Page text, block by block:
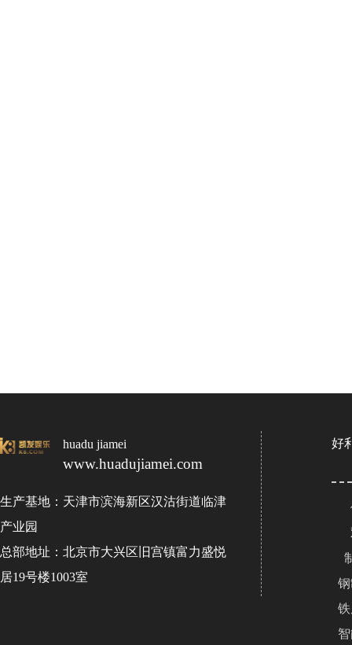
huadu jiamei
www.huadujiamei.com
生产基地：天津市滨海新区汉沽街道临津
产业园
总部地址：北京市大兴区旧宫镇富力盛悦
居19号楼1003室
好